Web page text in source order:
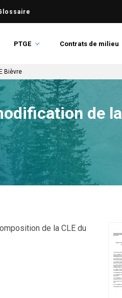
PTGE Contrats de milieu
Bièvre
de la
de la CLE du